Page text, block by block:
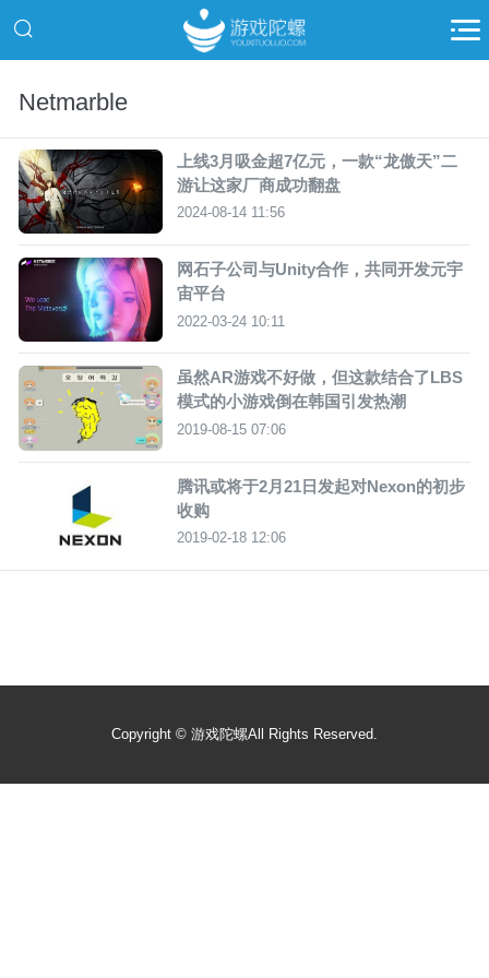
Netmarble
​上线3月吸金超7亿元，一款“龙傲天”二
游让这家厂商成功翻盘
2024-08-14 11:56
网石子公司与Unity合作，共同开发元宇
宙平台
2022-03-24 10:11
虽然AR游戏不好做，但这款结合了LBS
模式的小游戏倒在韩国引发热潮
2019-08-15 07:06
腾讯或将于2月21日发起对Nexon的初步
收购
2019-02-18 12:06
Copyright © 游戏陀螺All Rights Reserved.